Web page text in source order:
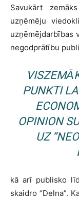
Savukārt
uzņēmēju
uzņēmējdarbības
negodprātību
PUNKTI
OPINION
UZ
kā arī publisko
skaidro “Delna”.